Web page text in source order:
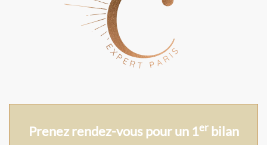
Prenez rendez-vous pour un 1erbilan